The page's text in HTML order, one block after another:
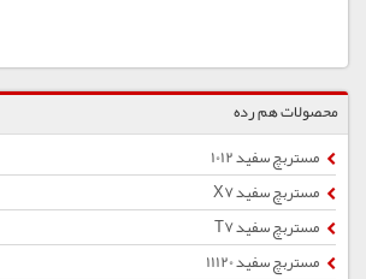
محصولات هم رده
مستربچ سفید 1012
مستربچ سفید X7
مستربچ سفید T7
مستربچ سفید 11120